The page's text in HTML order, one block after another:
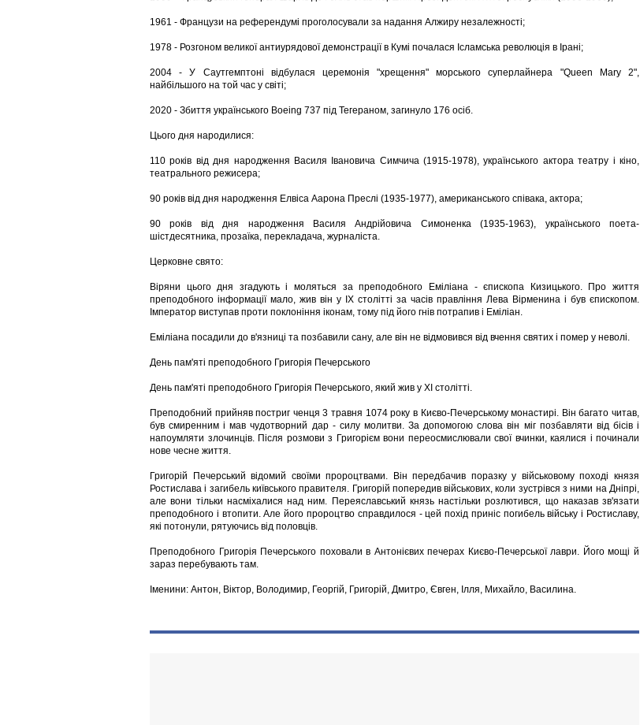
1961 - Французи на референдумі проголосували за надання Алжиру незалежності;
1978 - Розгоном великої антиурядової демонстрації в Кумі почалася Ісламська революція в Ірані;
2004 - У Саутгемптоні відбулася церемонія "хрещення" морського суперлайнера "Queen Mary 2",
найбільшого на той час у світі;
2020 - Збиття українського Boeing 737 під Тегераном, загинуло 176 осіб.
Цього дня народилися:
110 років від дня народження Василя Івановича Симчича (1915-1978), українського актора театру і кіно,
театрального режисера;
90 років від дня народження Елвіса Аарона Преслі (1935-1977), американського співака, актора;
90 років від дня народження Василя Андрійовича Симоненка (1935-1963), українського поета-
шістдесятника, прозаїка, перекладача, журналіста.
Церковне свято:
Віряни цього дня згадують і моляться за преподобного Еміліана - єпископа Кизицького. Про життя
преподобного інформації мало, жив він у IX столітті за часів правління Лева Вірменина і був єпископом.
Імператор виступав проти поклоніння іконам, тому під його гнів потрапив і Еміліан.
Еміліана посадили до в'язниці та позбавили сану, але він не відмовився від вчення святих і помер у неволі.
День пам'яті преподобного Григорія Печерського
День пам'яті преподобного Григорія Печерського, який жив у XI столітті.
Преподобний прийняв постриг ченця 3 травня 1074 року в Києво-Печерському монастирі. Він багато читав,
був смиренним і мав чудотворний дар - силу молитви. За допомогою слова він міг позбавляти від бісів і
напоумляти злочинців. Після розмови з Григорієм вони переосмислювали свої вчинки, каялися і починали
нове чесне життя.
Григорій Печерський відомий своїми пророцтвами. Він передбачив поразку у військовому поході князя
Ростислава і загибель київського правителя. Григорій попередив військових, коли зустрівся з ними на Дніпрі,
але вони тільки насміхалися над ним. Переяславський князь настільки розлютився, що наказав зв'язати
преподобного і втопити. Але його пророцтво справдилося - цей похід приніс погибель війську і Ростиславу,
які потонули, рятуючись від половців.
Преподобного Григорія Печерського поховали в Антонієвих печерах Києво-Печерської лаври. Його мощі й
зараз перебувають там.
Іменини: Антон, Віктор, Володимир, Георгій, Григорій, Дмитро, Євген, Ілля, Михайло, Василина.